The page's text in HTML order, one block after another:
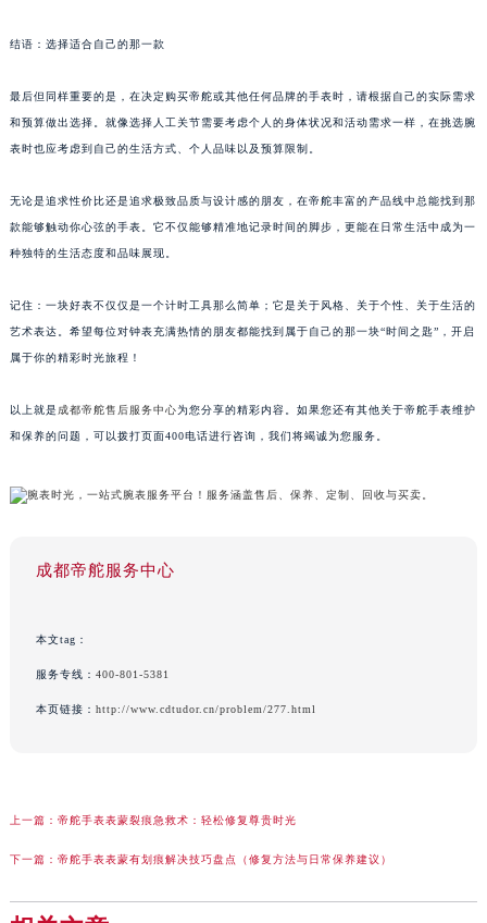
结语：选择适合自己的那一款
最后但同样重要的是，在决定购买帝舵或其他任何品牌的手表时，请根据自己的实际需求
和预算做出选择。就像选择人工关节需要考虑个人的身体状况和活动需求一样，在挑选腕
表时也应考虑到自己的生活方式、个人品味以及预算限制。
无论是追求性价比还是追求极致品质与设计感的朋友，在帝舵丰富的产品线中总能找到那
款能够触动你心弦的手表。它不仅能够精准地记录时间的脚步，更能在日常生活中成为一
种独特的生活态度和品味展现。
记住：一块好表不仅仅是一个计时工具那么简单；它是关于风格、关于个性、关于生活的
艺术表达。希望每位对钟表充满热情的朋友都能找到属于自己的那一块“时间之匙”，开启
属于你的精彩时光旅程！
以上就是 成都帝舵售后服务中心为您分享的精彩内容。如果您还有其他关于帝舵手表维护
和保养的问题，可以拨打页面400电话进行咨询，我们将竭诚为您服务。
成都帝舵服务中心
本文tag：
服务专线： 400-801-5381
本页链接： http://www.cdtudor.cn/problem/277.html
上一篇： 帝舵手表表蒙裂痕急救术：轻松修复尊贵时光
下一篇： 帝舵手表表蒙有划痕解决技巧盘点（修复方法与日常保养建议）